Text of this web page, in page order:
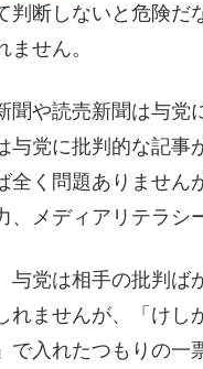
判断しないと危険
せん。
や読売新聞は与党
与党に批判的な記事
全く問題ありませ
、メディアリテラ
与党は相手の批判
れませんが、「け
で入れたつもりの